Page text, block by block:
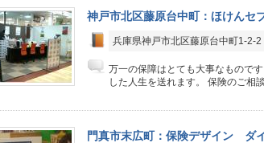
神戸市北区藤原台中町：ほけん
兵庫県神戸市北区藤原台中町1-
万一の保障はとても大事なもので
した人生を送れます。 保険のご相
門真市末広町：保険デザイン ダ